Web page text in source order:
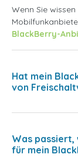
Wenn Sie
BlackBerry-
Hat mein
von
Was passiert,
für mein